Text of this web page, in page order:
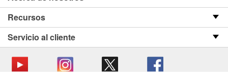
Recursos
Servicio al cliente